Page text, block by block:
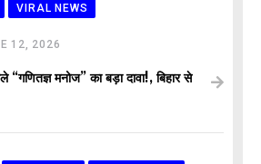
VIRAL NEWS
12, 2026
“गणितज्ञ मनोज” का बड़ा दावा!, बिहार से